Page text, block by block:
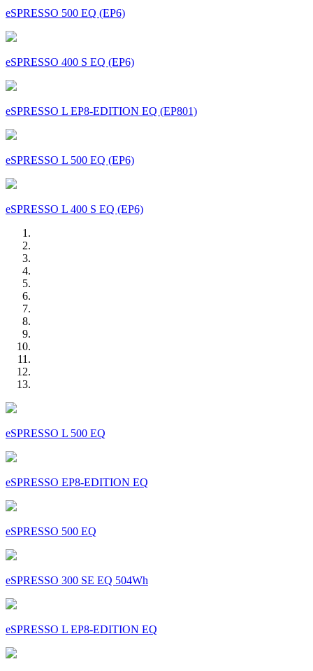
eSPRESSO 500 EQ (EP6)
eSPRESSO 400 S EQ (EP6)
eSPRESSO L EP8-EDITION EQ (EP801)
eSPRESSO L 500 EQ (EP6)
eSPRESSO L 400 S EQ (EP6)
eSPRESSO L 500 EQ
eSPRESSO EP8-EDITION EQ
eSPRESSO 500 EQ
eSPRESSO 300 SE EQ 504Wh
eSPRESSO L EP8-EDITION EQ